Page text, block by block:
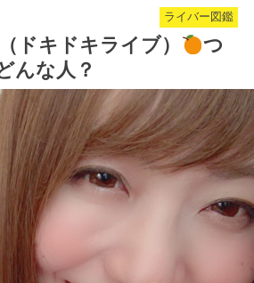
ライバー図鑑
ドキドキライブ）
つ
んな人？